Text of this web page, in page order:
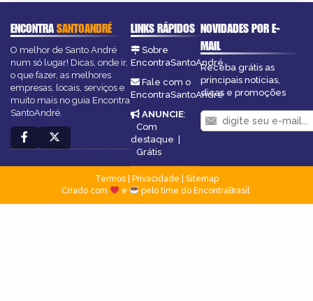
ENCONTRASANTOANDRÉ
O melhor de Santo André
num só lugar! Dicas, onde ir,
o que fazer, as melhores
empresas, locais, serviços e
muito mais no guia Encontra
SantoAndré.
LINKS RÁPIDOS
Sobre
EncontraSantoAndré
Fale com o
EncontraSantoAndré
ANUNCIE:
Com
destaque
Grátis
NOVIDADES POR E-
MAIL
Receba grátis as
principais notícias,
dicas e promoções
Termos| Privacidade
Sitemap
Criado com
e pelo time do EncontraBrasil